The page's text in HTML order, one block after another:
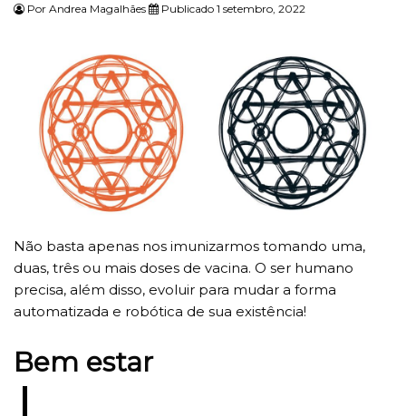
Por Andrea Magalhães Publicado 1 setembro, 2022
Não basta apenas nos imunizarmos tomando uma,
duas, três ou mais doses de vacina. O ser humano
precisa, além disso, evoluir para mudar a forma
automatizada e robótica de sua existência!
Bem estar